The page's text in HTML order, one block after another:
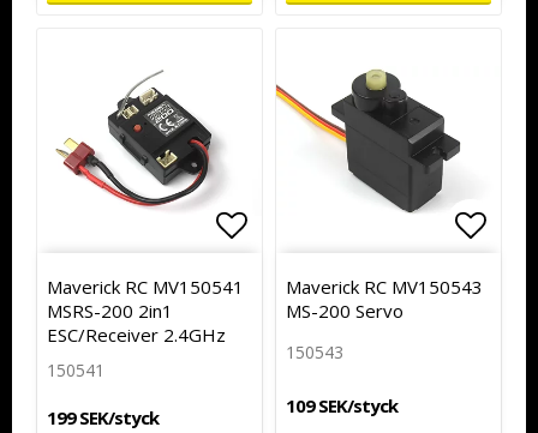
Lägg till i favoritlistan
Lägg till i favoritlistan
Maverick RC MV150541
MSRS-200 2in1
ESC/Receiver 2.4GHz
150541
199 SEK/styck
Lägg
Lägg
Maverick RC MV150543
MS-200 Servo
150543
109 SEK/styck